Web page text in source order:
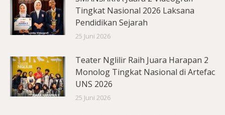
Tingkat Nasional 2026 Laksana
Pendidikan Sejarah
25 Juni 2026
Teater Nglilir Raih Juara Harapan 2
Monolog Tingkat Nasional di Artefac
UNS 2026
25 Juni 2026